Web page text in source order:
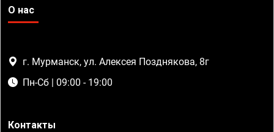
О нас
г. Мурманск, ул. Алексея Позднякова, 8г
Пн-Сб | 09:00 - 19:00
Контакты